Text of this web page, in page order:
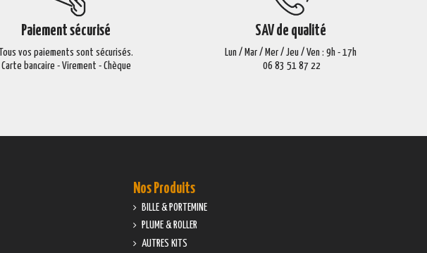
Paiement sécurisé
Tous vos paiements sont sécurisés.
Carte bancaire - Virement - Chèque
SAV de qualité
Lun / Mar / Mer / Jeu / Ven : 9h - 17h
06 83 51 87 22
Nos Produits
BILLE & PORTEMINE
PLUME & ROLLER
AUTRES KITS